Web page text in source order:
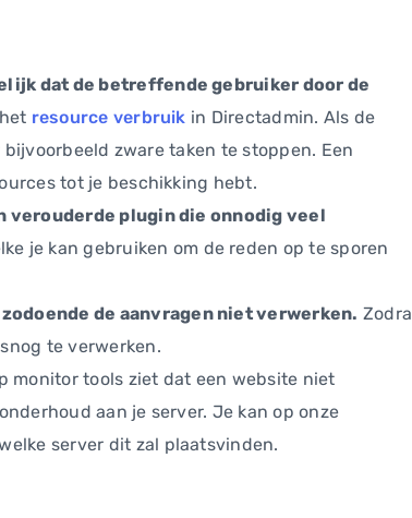
dat de betreffende gebruiker door de
resource verbruik in Directadmin. Als de
zware taken te stoppen. Een
tot je beschikking hebt.
verouderde plugin die onnodig veel
je kan gebruiken om de reden op te sporen
de aanvragen niet verwerken. Zodra
te verwerken.
monitor tools ziet dat een website niet
aan je server. Je kan op onze
server dit zal plaatsvinden.